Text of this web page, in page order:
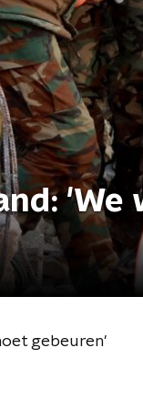
'We
gebeuren'